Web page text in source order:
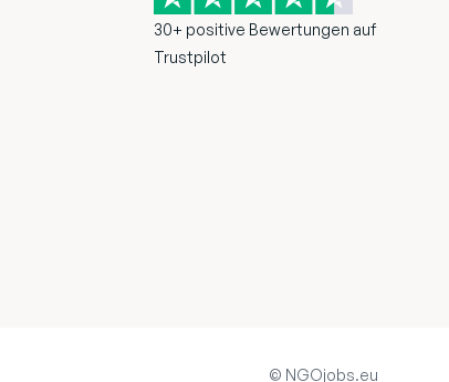
30+ positive Bewertungen auf
Trustpilot
© NGOjobs.eu